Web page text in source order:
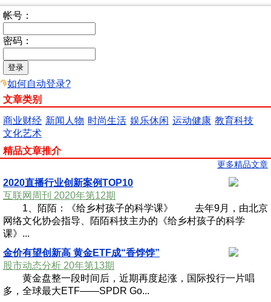
帐号：
密码：
如何自动登录?
文章类别
商业财经 新闻人物 时尚生活 娱乐休闲 运动健康 教育科技
文化艺术
精品文章推介
更多精品文章
2020直播行业创新案例TOP10
互联网周刊 2020年第12期
1、陌陌：《给乡村孩子的科学课》 去年9月，由北京
网络文化协会指导、陌陌科技主办的《给乡村孩子的科学
课》...
金价有望创新高 黄金ETF成“香饽饽”
股市动态分析 20年第13期
黄金盘整一段时间后，近期再度起涨，国际投行一片唱
多，全球最大ETF——SPDR Go...